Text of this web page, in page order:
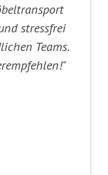
stressfrei
Teams.